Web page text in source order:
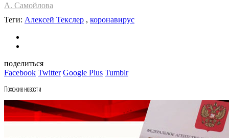
А. Самойлова
Теги: Алексей Текслер , коронавирус
поделиться
Facebook Twitter Google Plus Tumblr
Похожие новости